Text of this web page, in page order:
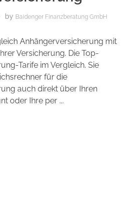
by Baidenger Finanzberatung GmbH
Anhängerversicherung mit
Versicherung. Die Top-
Tarife im Vergleich. Sie
für die
auch direkt über Ihren
oder Ihre per ...